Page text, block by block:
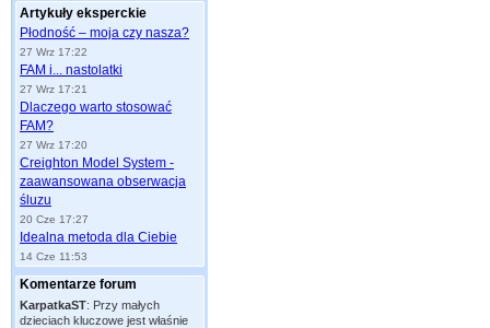
Artykuły eksperckie
Płodność – moja czy nasza?
27 Wrz 17:22
FAM i... nastolatki
27 Wrz 17:21
Dlaczego warto stosować
FAM?
27 Wrz 17:20
Creighton Model System -
zaawansowana obserwacja
śluzu
20 Cze 17:27
Idealna metoda dla Ciebie
14 Cze 11:53
Komentarze forum
KarpatkaST: Przy małych
dzieciach kluczowe jest właśnie